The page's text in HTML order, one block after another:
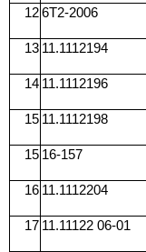
126T2-2006
13 11.1112194
14 11.1112196
15 11.1112198
15 16-157
16 11.1112204
17 11.11122 06-01